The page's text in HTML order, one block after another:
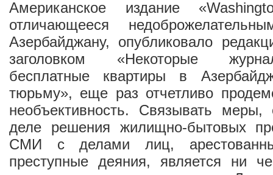
Американское издание
отличающееся
Азербайджану, опубликовало
заголовком «Некоторые
бесплатные квартиры в
тюрьму», еще раз отчетливо
необъективность. Связывать
деле решения жилищно-бытовых
СМИ с делами лиц,
преступные деяния, является ни